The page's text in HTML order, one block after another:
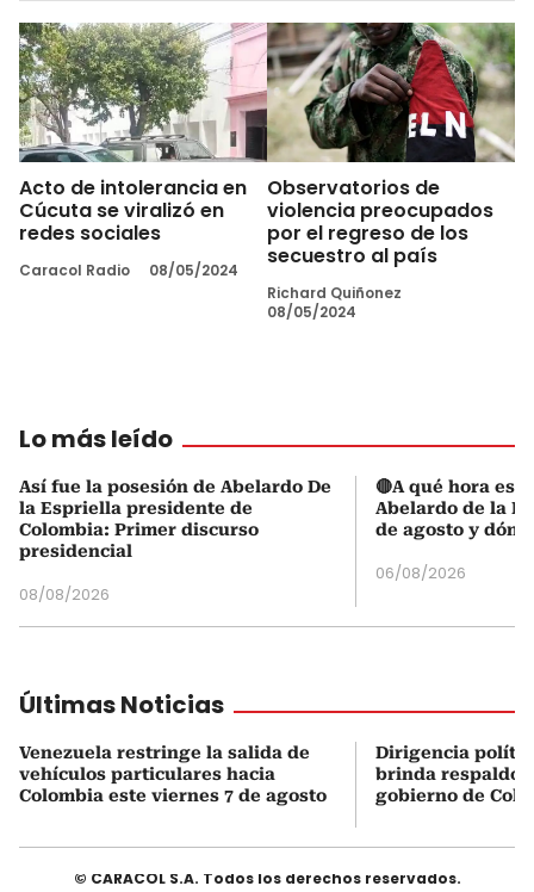
Acto de intolerancia en
Cúcuta se viralizó en
redes sociales
Caracol Radio 08/05/2024
Observatorios de
violencia preocupados
por el regreso de los
secuestro al país
Richard Quiñonez
08/05/2024
Lo más leído
Así fue la posesión de Abelardo De
la Espriella presidente de
Colombia: Primer discurso
presidencial
08/08/2026
🔴A qué hora es
Abelardo de la
de agosto y
06/08/2026
Últimas Noticias
Venezuela restringe la salida de
vehículos particulares hacia
Colombia este viernes 7 de agosto
Dirigencia
brinda respaldo
gobierno de
© CARACOL S.A. Todos los derechos reservados.